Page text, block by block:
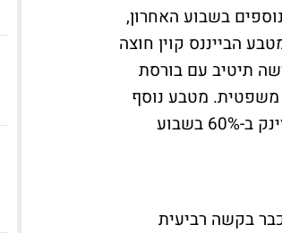
כך לדוגמה הריפל מזנק בעשרות אחוזים מדי שבוע לאחרונה, כולל יותר מ-50% נוספים בשבוע האחרון,
הבייננס קוין חוצה
תיטיב עם בורסת
משפטית. מטבע נוסף
שנהנה מהצפי להקלות רגולטוריות הוא הטרון (TRX), המטבע העשירי בגודלו שזינק ב-60% בשבוע
בקשה רביעית